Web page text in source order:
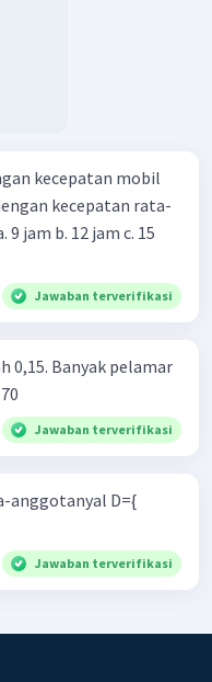
kecepatan mobil
kecepatan rata-
Jawaban terverifikasi
0,15. Banyak pelamar
Jawaban terverifikasi
anggotanyal D={
Jawaban terverifikasi